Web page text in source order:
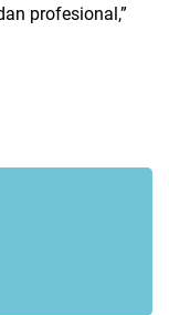
profesional,”